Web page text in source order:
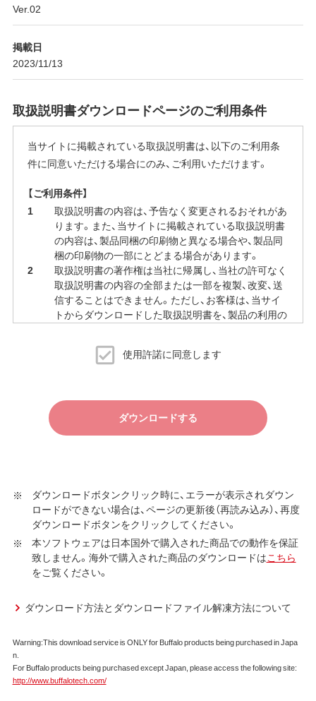
Ver.02
掲載日
2023/11/13
取扱説明書ダウンロードページのご利用条件
当サイトに掲載されている取扱説明書は、以下のご利用条
件に同意いただける場合にのみ、ご利用いただけます。
【ご利用条件】
取扱説明書の内容は、予告なく変更されるおそれがあ
ります。また、当サイトに掲載されている取扱説明書
の内容は、製品同梱の印刷物と異なる場合や、製品同
梱の印刷物の一部にとどまる場合があります。
取扱説明書の著作権は当社に帰属し、当社の許可なく
取扱説明書の内容の全部または一部を複製、改変、送
信することはできません。ただし、お客様は、当サイ
トからダウンロードした取扱説明書を、製品の利用の
当サイトでの取扱説明書の公開は、予告なく中止、変
更される場合があります。使用許諾に同意します
ダウンロードする
ダウンロードボタンクリック時に、エラーが表示されダウン
ロードができない場合は、ページの更新後（再読み込み）、再度
ダウンロードボタンをクリックしてください。
本ソフトウェアは日本国外で購入された商品での動作を保証
致しません。海外で購入された商品のダウンロードはこちら
をご覧ください。
ダウンロード方法とダウンロードファイル解凍方法について
Warning:This download service is ONLY for Buffalo products being purchased in Japa
n.
For Buffalo products being purchased except Japan, please access the following site:
http://www.buffalotech.com/